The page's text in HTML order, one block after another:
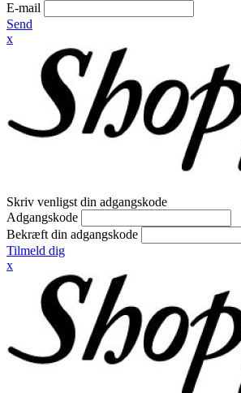
E-mail
Send
x
Skriv venligst din adgangskode
Adgangskode
Bekræft din adgangskode
Tilmeld dig
x